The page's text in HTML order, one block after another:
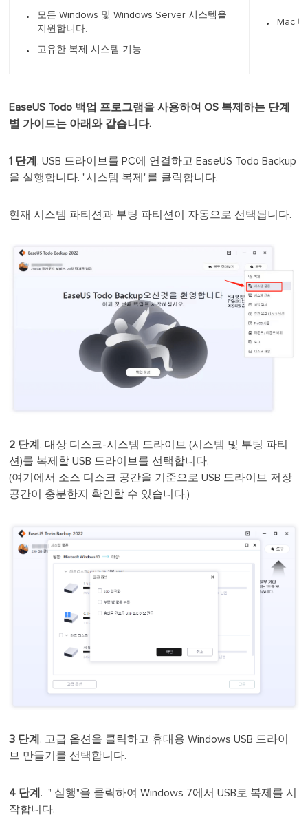
모든 Windows 및 Windows Server 시스템을
지원합니다.
고유한 복제 시스템 기능.
Mac
EaseUS Todo 백업 프로그램을 사용하여 OS 복제하는 단계
별 가이드는 아래와 같습니다.
1 단계 . USB 드라이브를 PC에 연결하고 EaseUS Todo Backup
을 실행합니다. "시스템 복제"를 클릭합니다.
현재 시스템 파티션과 부팅 파티션이 자동으로 선택됩니다.
2 단계 . 대상 디스크-시스템 드라이브 (시스템 및 부팅 파티
션)를 복제할 USB 드라이브를 선택합니다.
(여기에서 소스 디스크 공간을 기준으로 USB 드라이브 저장
공간이 충분한지 확인할 수 있습니다.)
3 단계 . 고급 옵션을 클릭하고 휴대용 Windows USB 드라이
브 만들기를 선택합니다.
4 단계 . " 실행"을 클릭하여 Windows 7에서 USB로 복제를 시
작합니다.